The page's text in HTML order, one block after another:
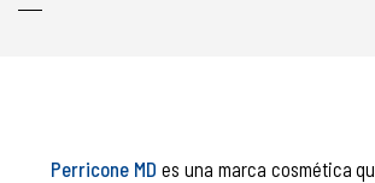
Perricone MD es una marca cosmética